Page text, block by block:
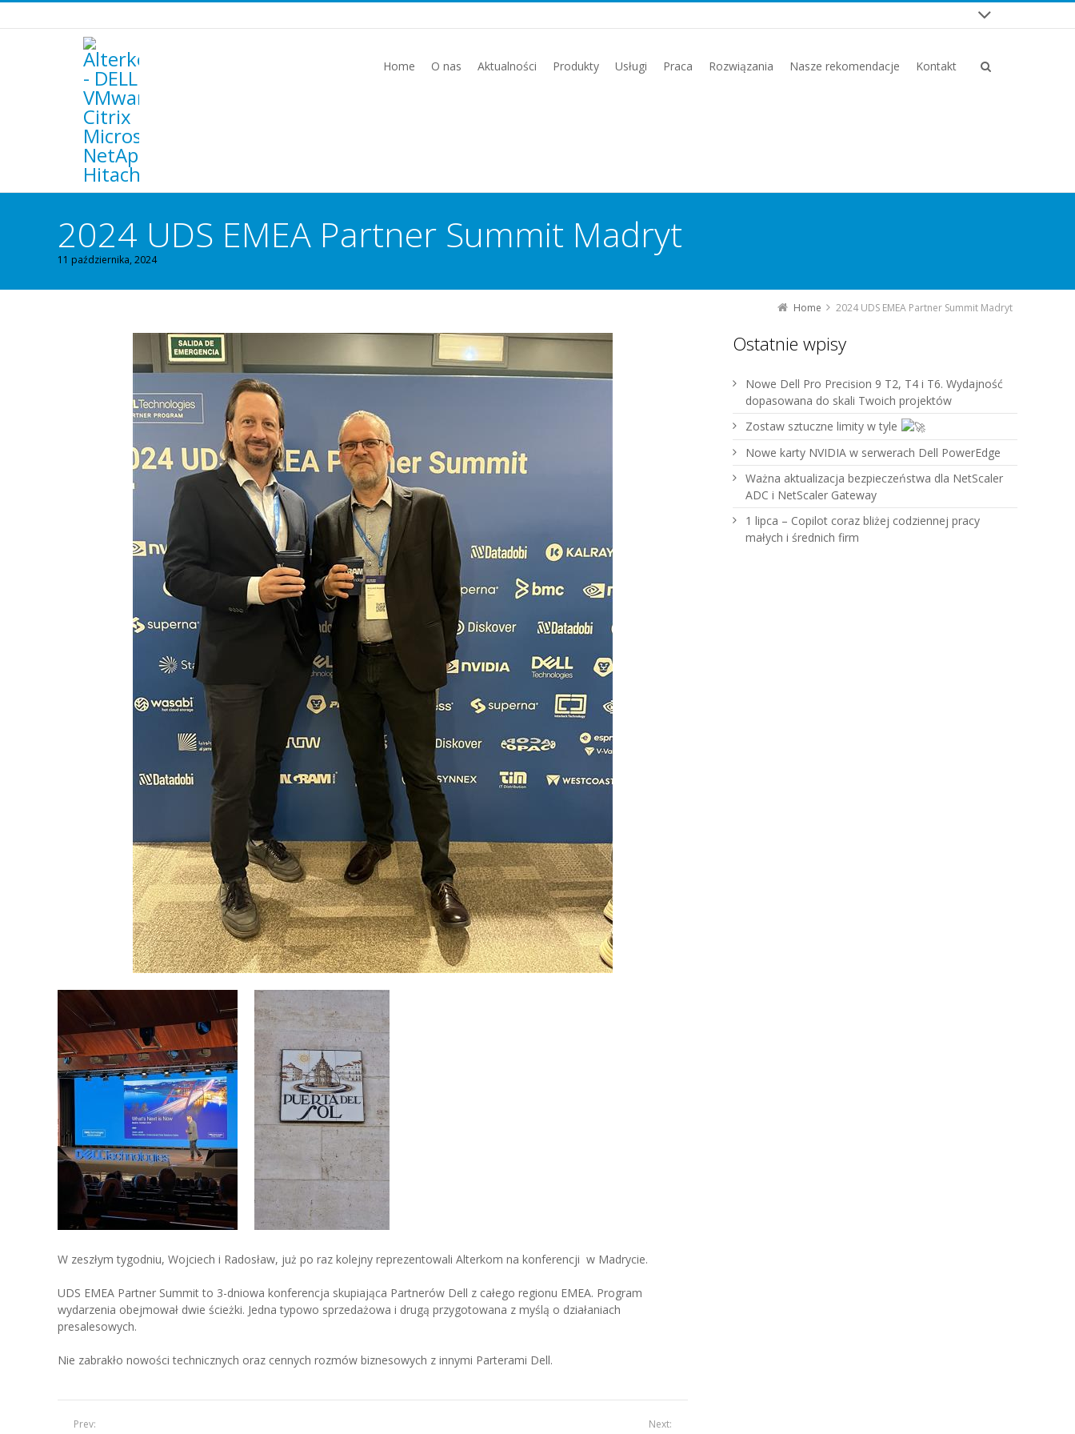
Home O nas Aktualności Produkty Usługi Praca Rozwiązania Nasze rekomendacje Kontakt
2024 UDS EMEA Partner Summit Madryt
11 października, 2024
Home 2024 UDS EMEA Partner Summit Madryt
W zeszłym tygodniu, Wojciech i Radosław, już po raz kolejny reprezentowali Alterkom na konferencji w Madrycie.
UDS EMEA Partner Summit to 3-dniowa konferencja skupiająca Partnerów Dell z całego regionu EMEA. Program
wydarzenia obejmował dwie ścieżki. Jedna typowo sprzedażowa i drugą przygotowana z myślą o działaniach
presalesowych.
Nie zabrakło nowości technicznych oraz cennych rozmów biznesowych z innymi Parterami Dell.
Prev: Next:
Ostatnie wpisy
Nowe Dell Pro Precision 9 T2, T4 i T6. Wydajność
dopasowana do skali Twoich projektów
Zostaw sztuczne limity w tyle
Nowe karty NVIDIA w serwerach Dell PowerEdge
Ważna aktualizacja bezpieczeństwa dla NetScaler
ADC i NetScaler Gateway
1 lipca – Copilot coraz bliżej codziennej pracy
małych i średnich firm